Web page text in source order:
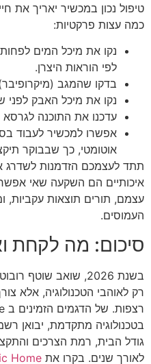
טיפול נכון במכשיר יאריך את
כמה עצות פרקטיות:
נקו את מיכל המים
לפי הוראות היצרן.
בדקו שהמגב
נקו את מיכל האבק לפני
עדכנו את התוכנה לגרסא
אפשרו למכשיר לעבוד
אוטומטי, כך שבבוקר
תתד לעצמכם הזדמנות לשדרג
איכותיים הם השקעה שאי
עצמם, תורים תוצאות עקביות,
העמוסים.
סיכום: מה לקחת
בשנת 2026, שואב
רק לאוהבי הטכנולוגיה, אלא
בטכנולוגיה מתקדמת, יבואן
גודל הבית, רמת הצרכים
לאורך שנים. בקרו את Home